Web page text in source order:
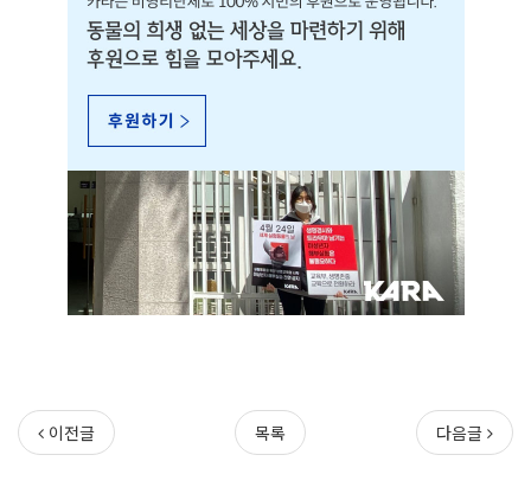
이전글 목록 다음글